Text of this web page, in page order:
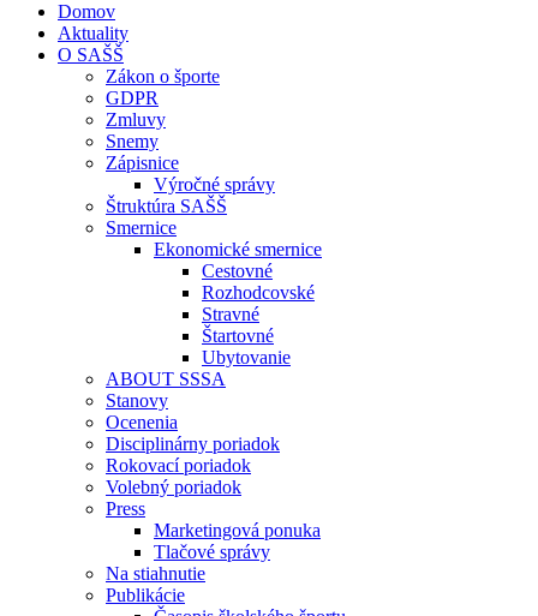
Domov
Aktuality
O SAŠŠ
Zákon o športe
GDPR
Zmluvy
Snemy
Zápisnice
Výročné správy
Štruktúra SAŠŠ
Smernice
Ekonomické smernice
Cestovné
Rozhodcovské
Stravné
Štartovné
Ubytovanie
ABOUT SSSA
Stanovy
Ocenenia
Disciplinárny poriadok
Rokovací poriadok
Volebný poriadok
Press
Marketingová ponuka
Tlačové správy
Na stiahnutie
Publikácie